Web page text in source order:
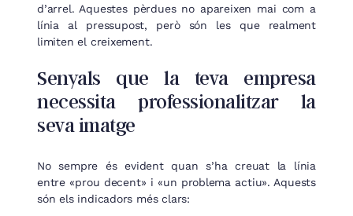
d’arrel. Aquestes pèrdues no apareixen mai com a
línia al pressupost, però són les que realment
limiten el creixement.
Senyals que la teva empresa
necessita professionalitzar la
seva imatge
No sempre és evident quan s’ha creuat la línia
entre «prou decent» i «un problema actiu». Aquests
són els indicadors més clars: